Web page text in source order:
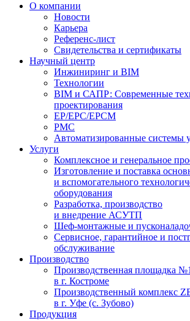
О компании
Новости
Карьера
Референс-лист
Свидетельства и сертификаты
Научный центр
Инжиниринг и BIM
Технологии
BIM и САПР: Современные
проектирования
EP/EPC/EPCM
PMC
Автоматизированные системы
Услуги
Комплексное и генеральное
Изготовление и поставка
и вспомогательного
оборудования
Разработка, производство
и внедрение АСУТП
Шеф-монтажные и
Сервисное, гарантийное и
обслуживание
Производство
Производственная площадка №1
в г. Костроме
Производственный комплекс
в г. Уфе (с. Зубово)
Продукция